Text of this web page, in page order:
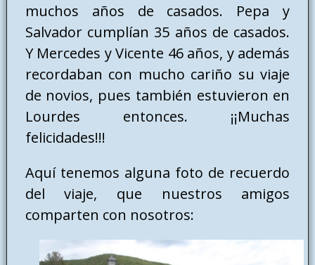
muchos años de casados. Pepa y
Salvador cumplían 35 años de casados.
Y Mercedes y Vicente 46 años, y además
recordaban con mucho cariño su viaje
de novios, pues también estuvieron en
Lourdes entonces. ¡¡Muchas
felicidades!!!
Aquí tenemos alguna foto de recuerdo
del viaje, que nuestros amigos
comparten con nosotros: